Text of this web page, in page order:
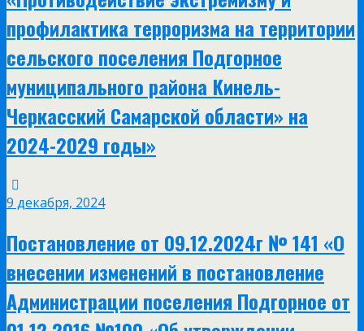
профилактика терроризма на территории
сельского поселения Подгорное
муниципального района Кинель-
Черкасский Самарской области» на
2024-2029 годы»
9 декабря, 2024
Постановление от 09.12.2024г № 141 «О
внесении изменений в постановление
Администрации поселения Подгорное от